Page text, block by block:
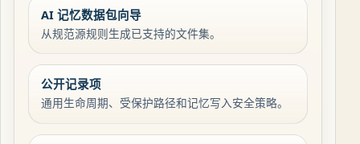
AI 记忆数据包向导
从规范源规则生成已支持的文件集。
公开记录项
通用生命周期、受保护路径和记忆写入安全策略。